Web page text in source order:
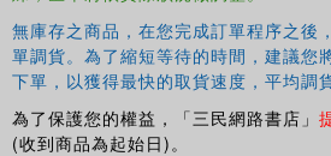
無庫存之商品，在您完成訂單程序之後
單調貨。為了縮短等待的時間，建議您
下單，以獲得最快的取貨速度，平均調
為了保護您的權益，「三民網路書店」
(收到商品為起始日)。